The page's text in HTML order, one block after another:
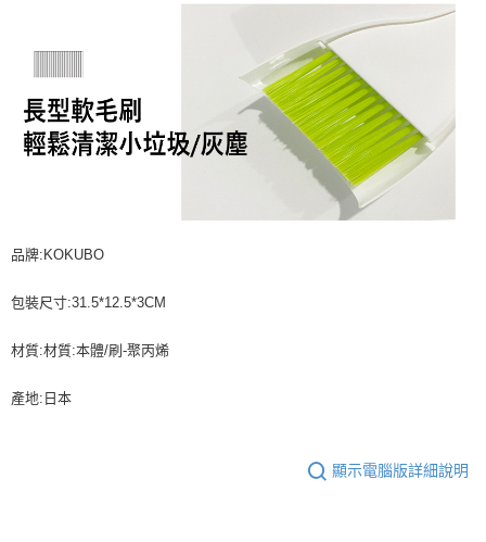
品牌:KOKUBO
包裝尺寸:31.5*12.5*3CM
材質:材質:本體/刷-聚丙烯
產地:日本
顯示電腦版詳細說明